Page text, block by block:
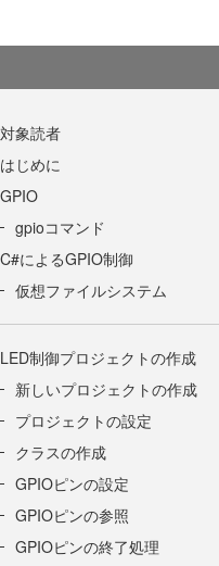
対象読者
はじめに
GPIO
gpioコマンド
C#によるGPIO制御
仮想ファイルシステム
LED制御プロジェクトの作成
新しいプロジェクトの作成
プロジェクトの設定
クラスの作成
GPIOピンの設定
GPIOピンの参照
GPIOピンの終了処理